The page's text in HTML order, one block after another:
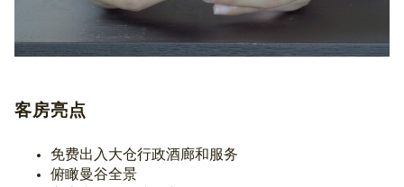
客房亮点
免费出入大仓行政酒廊和服务
俯瞰曼谷全景